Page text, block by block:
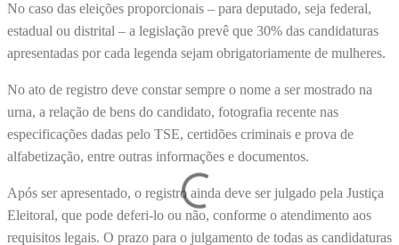
No caso das eleições proporcionais – para deputado, seja federal,
estadual ou distrital – a legislação prevê que 30% das candidaturas
apresentadas por cada legenda sejam obrigatoriamente de mulheres.
No ato de registro deve constar sempre o nome a ser mostrado na
urna, a relação de bens do candidato, fotografia recente nas
especificações dadas pelo TSE, certidões criminais e prova de
alfabetização, entre outras informações e documentos.
Após ser apresentado, o registro ainda deve ser julgado pela Justiça
Eleitoral, que pode deferi-lo ou não, conforme o atendimento aos
requisitos legais. O prazo para o julgamento de todas as candidaturas